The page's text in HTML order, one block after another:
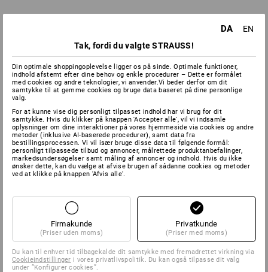
DA
EN
Tak, fordi du valgte STRAUSS!
Din optimale shoppingoplevelse ligger os på sinde. Optimale funktioner,
indhold afstemt efter dine behov og enkle procedurer – Dette er formålet
med cookies og andre teknologier, vi anvender.Vi beder derfor om dit
samtykke til at gemme cookies og bruge data baseret på dine personlige
valg.
For at kunne vise dig personligt tilpasset indhold har vi brug for dit
samtykke. Hvis du klikker på knappen 'Accepter alle', vil vi indsamle
oplysninger om dine interaktioner på vores hjemmeside via cookies og andre
metoder (inklusive AI-baserede procedurer), samt data fra
bestillingsprocessen. Vi vil især bruge disse data til følgende formål:
personligt tilpassede tilbud og annoncer, målrettede produktanbefalinger,
markedsundersøgelser samt måling af annoncer og indhold. Hvis du ikke
ønsker dette, kan du vælge at afvise brugen af sådanne cookies og metoder
ved at klikke på knappen 'Afvis alle'.
Firmakunde
(Priser uden moms)
Privatkunde
(Priser med moms)
Du kan til enhver tid tilbagekalde dit samtykke med fremadrettet virkning via
Cookieindstillinger i vores privatlivspolitik. Du kan også tilpasse dit valg
under ”Konfigurer cookies”.